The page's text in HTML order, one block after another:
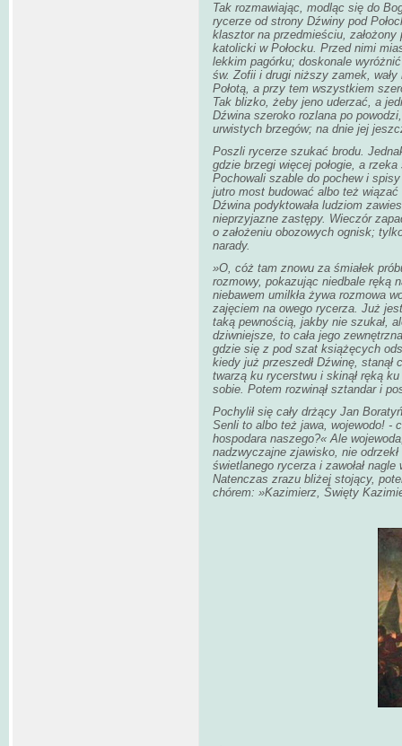
Tak rozmawiając, modląc się do
rycerze od strony Dźwiny pod
klasztor na przedmieściu,
katolicki w Połocku. Przed nimi
lekkim pagórku; doskonale
św. Zofii i drugi niższy zamek,
Połotą, a przy tem wszystkiem
Tak blizko, żeby jeno uderzać, a
Dźwina szeroko rozlana po
urwistych brzegów; na dnie jej
Poszli rycerze szukać brodu.
gdzie brzegi więcej połogie, a
Pochowali szable do pochew i
jutro most budować albo też
Dźwina podyktowała ludziom
nieprzyjazne zastępy. Wieczór
o założeniu obozowych ognisk;
narady.
»O, cóż tam znowu za śmiałek
rozmowy, pokazując niedbale ręką
niebawem umilkła żywa rozmowa
zajęciem na owego rycerza. Już
taką pewnością, jakby nie szukał,
dziwniejsze, to cała jego
gdzie się z pod szat książęcych
kiedy już przeszedł Dźwinę, stanął
twarzą ku rycerstwu i skinął ręką ku
sobie. Potem rozwinął sztandar i
Pochylił się cały drżący Jan
Senli to albo też jawa, wojewodo! -
hospodara naszego?« Ale
nadzwyczajne zjawisko, nie
świetlanego rycerza i zawołał
Natenczas zrazu bliżej stojący,
chórem: »Kazimierz, Święty